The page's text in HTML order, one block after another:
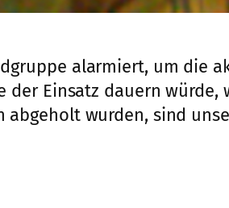
alarmiert, um die
Einsatz dauern
wurden, sind